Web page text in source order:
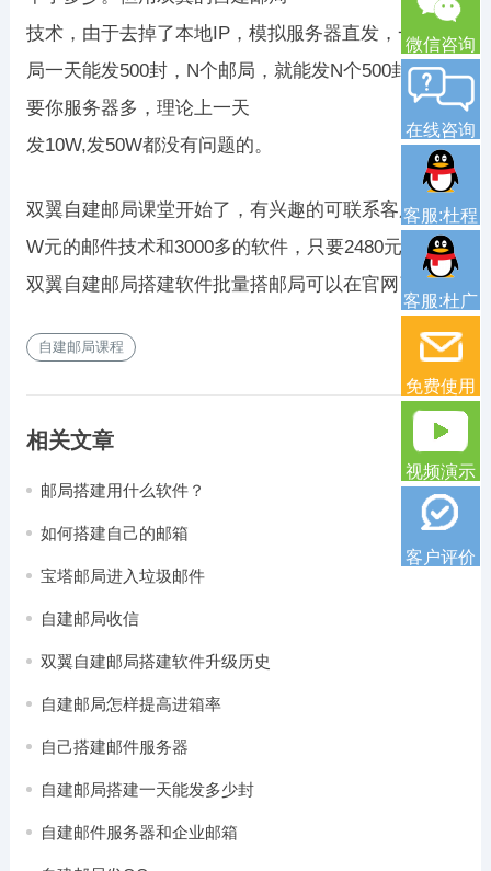
技术，由于去掉了本地IP，模拟服务器直发，一个邮
局一天能发500封，N个邮局，就能发N个500封了,只
要你服务器多，理论上一天
发10W,发50W都没有问题的。
双翼自建邮局课堂开始了，有兴趣的可联系客服，上
W元的邮件技术和3000多的软件，只要2480元。
双翼自建邮局搭建软件批量搭邮局可以在官网了解。
自建邮局课程
相关文章
邮局搭建用什么软件？
如何搭建自己的邮箱
宝塔邮局进入垃圾邮件
自建邮局收信
双翼自建邮局搭建软件升级历史
自建邮局怎样提高进箱率
自己搭建邮件服务器
自建邮局搭建一天能发多少封
自建邮件服务器和企业邮箱
微信咨询
在线咨询
客服:杜程
客服:杜广
免费使用
视频演示
客户评价